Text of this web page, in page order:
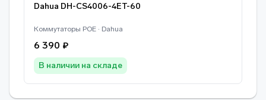
Dahua DH-CS4006-4ET-60
Коммутаторы POE · Dahua
6 390 ₽
В наличии на складе